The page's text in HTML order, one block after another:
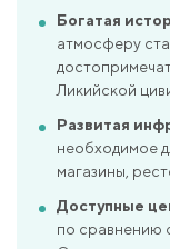
Богатая
атмосферу
Ликийской
Развитая
необходимое
магазины,
Доступные
по сравнению